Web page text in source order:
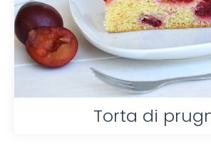
Torta di